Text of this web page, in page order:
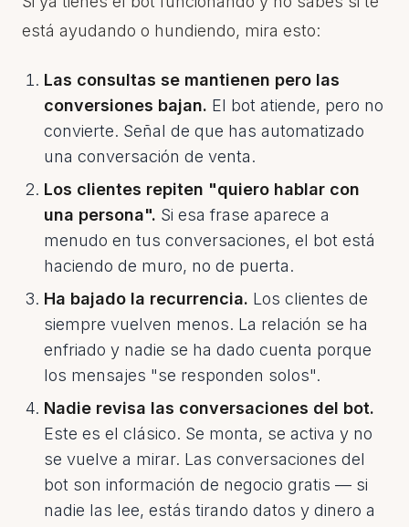
está ayudando o hundiendo, mira esto:
Las consultas se mantienen pero las
conversiones bajan. El bot atiende, pero no
convierte. Señal de que has automatizado
una conversación de venta.
Los clientes repiten "quiero hablar con
una persona". Si esa frase aparece a
menudo en tus conversaciones, el bot está
haciendo de muro, no de puerta.
Ha bajado la recurrencia. Los clientes de
siempre vuelven menos. La relación se ha
enfriado y nadie se ha dado cuenta porque
los mensajes "se responden solos".
Nadie revisa las conversaciones del bot.
Este es el clásico. Se monta, se activa y no
se vuelve a mirar. Las conversaciones del
bot son información de negocio gratis — si
nadie las lee, estás tirando datos y dinero a